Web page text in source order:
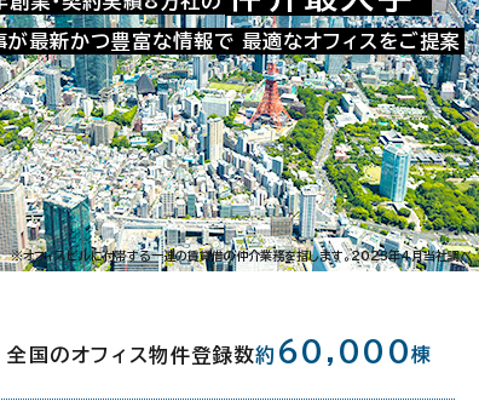
22-17
急池上線) 8分
浅草線) A2口 9分
が最新かつ豊富な情報で 最適なオフィスをご提案
※オフィスビルに付帯する一連の賃貸借の仲介業務を指します。2023年4月当社調べ
全国のオフィス物件登録数約 60,000棟